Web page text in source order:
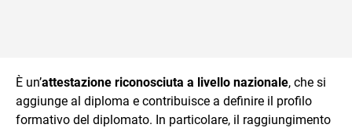
È un’attestazione riconosciuta a livello nazionale, che si
aggiunge al diploma e contribuisce a definire il profilo
formativo del diplomato. In particolare, il raggiungimento